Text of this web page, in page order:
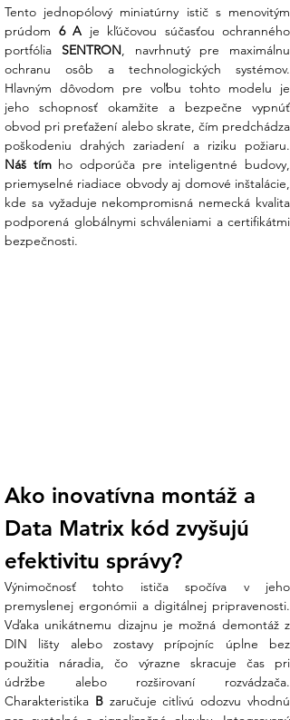
Tento jednopólový miniatúrny istič s menovitým
prúdom 6 A je kľúčovou súčasťou ochranného
portfólia SENTRON, navrhnutý pre maximálnu
ochranu osôb a technologických systémov.
Hlavným dôvodom pre voľbu tohto modelu je
jeho schopnosť okamžite a bezpečne vypnúť
obvod pri preťažení alebo skrate, čím predchádza
Náš tím ho odporúča pre inteligentné budovy,
priemyselné riadiace obvody aj domové inštalácie,
kde sa vyžaduje nekompromisná nemecká kvalita
podporená globálnymi schváleniami a certifikátmi
bezpečnosti.
Ako inovatívna montáž a
Data Matrix kód zvyšujú
efektivitu správy?
Výnimočnosť tohto ističa spočíva v jeho
premyslenej ergonómii a digitálnej pripravenosti.
Vďaka unikátnemu dizajnu je možná demontáž z
DIN lišty alebo zostavy prípojníc úplne bez
použitia náradia, čo výrazne skracuje čas pri
údržbe alebo rozširovaní rozvádzača.
Charakteristika B zaručuje citlivú odozvu vhodnú